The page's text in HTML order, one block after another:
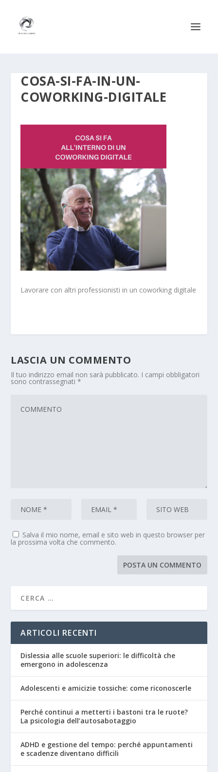
COSA-SI-FA-IN-UN-
COWORKING-DIGITALE
Lavorare con altri professionisti in un coworking digitale
LASCIA UN COMMENTO
Il tuo indirizzo email non sarà pubblicato. I campi obbligatori
sono contrassegnati*
Salva il mio nome, email e sito web in questo browser per
la prossima volta che commento.
ARTICOLI RECENTI
Dislessia alle scuole superiori: le difficoltà che
emergono in adolescenza
Adolescenti e amicizie tossiche: come riconoscerle
Perché continui a metterti i bastoni tra le ruote?
La psicologia dell’autosabotaggio
ADHD e gestione del tempo: perché appuntamenti
e scadenze diventano difficili